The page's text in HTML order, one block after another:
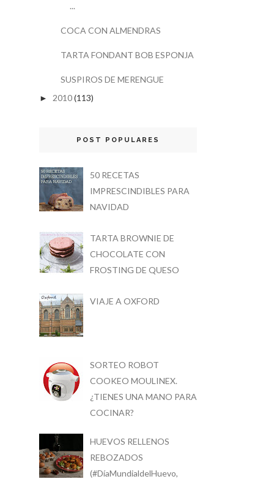
...
COCA CON ALMENDRAS
TARTA FONDANT BOB ESPONJA
SUSPIROS DE MERENGUE
► 2010(113)
POST POPULARES
50 RECETAS
IMPRESCINDIBLES PARA
NAVIDAD
TARTA BROWNIE DE
CHOCOLATE CON
FROSTING DE QUESO
VIAJE A OXFORD
SORTEO ROBOT
COOKEO MOULINEX.
¿TIENES UNA MANO PARA
COCINAR?
HUEVOS RELLENOS
REBOZADOS
(#DíaMundialdelHuevo,